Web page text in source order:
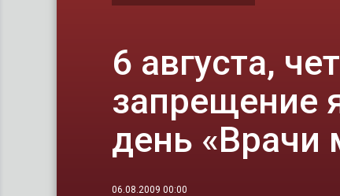
6 августа,
запрещение
день «Врачи
06.08.2009 00:00